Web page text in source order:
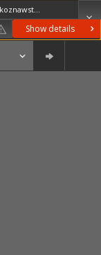
Show details
Zakład Językoznawstwa PAN w Warszawie